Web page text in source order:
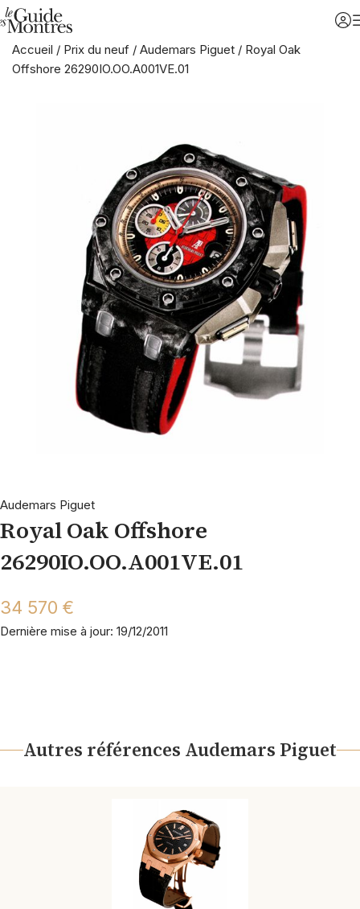
Accueil / Prix du neuf / Audemars Piguet / Royal Oak
Offshore 26290IO.OO.A001VE.01
Audemars Piguet
Royal Oak Offshore
26290IO.OO.A001VE.01
34 570 €
Dernière mise à jour: 19/12/2011
Autres références Audemars Piguet